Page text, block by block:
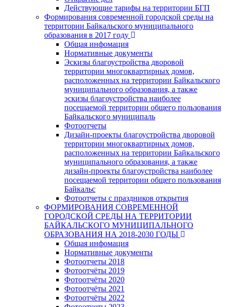
Действующие тарифы на территории БГП
Формирования современной городской среды на
территории Байкальского муниципального
образования в 2017 году
Общая инфомация
Нормативные документы
Эскизы благоустройства дворовой
территории многоквартирных домов,
расположенных на территории Байкальского
муниципального образования, а также
эскизы благоустройства наиболее
посещаемой территории общего пользования
Байкальского муниципаль
Фотоотчеты
Дизайн-проекты благоустройства дворовой
территории многоквартирных домов,
расположенных на территории Байкальского
муниципального образования, а также
дизайн-проекты благоустройства наиболее
посещаемой территории общего пользования
Байкальс
Фотоотчеты с праздников открытия
ФОРМИРОВАНИЯ СОВРЕМЕННОЙ
ГОРОДСКОЙ СРЕДЫ НА ТЕРРИТОРИИ
БАЙКАЛЬСКОГО МУНИЦИПАЛЬНОГО
ОБРАЗОВАНИЯ НА 2018-2030 ГОДЫ
Общая инфомация
Нормативные документы
Фотоотчеты 2018
Фотоотчёты 2019
Фотоотчёты 2020
Фотоотчёты 2021
Фотоотчёты 2022